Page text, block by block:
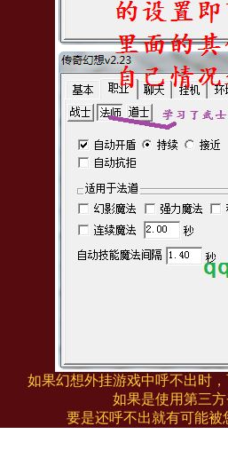
如果幻想外挂游戏中呼不出时
如果是使用第三
要是还呼不出就有可能被